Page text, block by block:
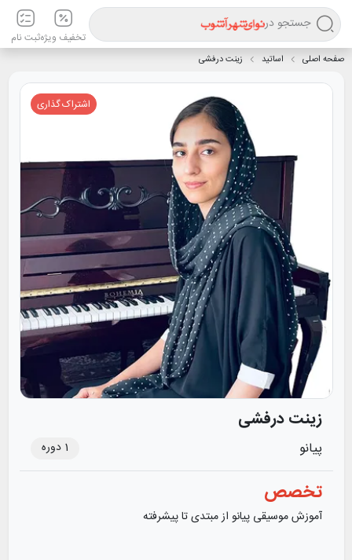
جستجو در
تخفیف ویژهثبت نام
صفحه اصلی اساتید زینت درفشی
اشتراک گذاری
زینت درفشی
پیانو 1 دوره
تخصص
آموزش موسیقی پیانو از مبتدی تا پیشرفته